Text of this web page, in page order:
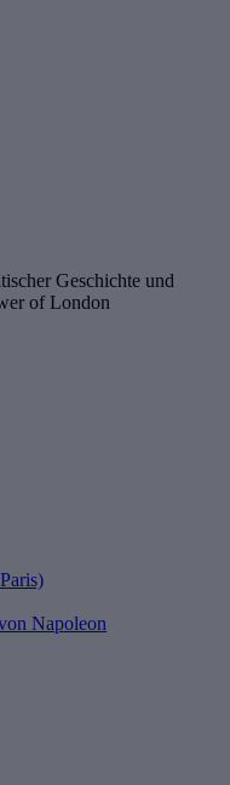
Geschichte und
of London
Napoleon